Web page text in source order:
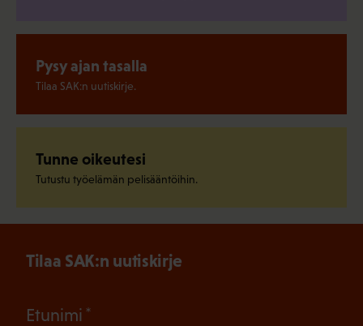
Pysy ajan tasalla
Tilaa SAK:n uutiskirje.
Tunne oikeutesi
Tutustu työelämän pelisääntöihin.
Tilaa SAK:n uutiskirje
Etunimi